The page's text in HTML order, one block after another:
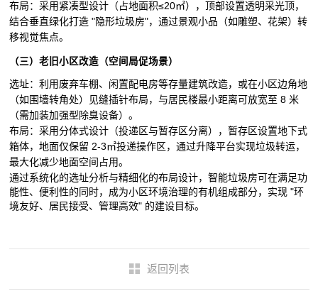
布局：采用紧凑型设计（占地面积≤20㎡），顶部设置透明采光顶，
结合垂直绿化打造 "隐形垃圾房"，通过景观小品（如雕塑、花架）转
移视觉焦点。
（三）老旧小区改造（空间局促场景）
选址：利用废弃车棚、闲置配电房等存量建筑改造，或在小区边角地
（如围墙转角处）见缝插针布局，与居民楼最小距离可放宽至 8 米
（需加装加强型除臭设备）。
布局：采用分体式设计（投递区与暂存区分离），暂存区设置地下式
箱体，地面仅保留 2-3㎡投递操作区，通过升降平台实现垃圾转运，
最大化减少地面空间占用。
通过系统化的选址分析与精细化的布局设计，智能垃圾房可在满足功
能性、便利性的同时，成为小区环境治理的有机组成部分，实现 "环
境友好、居民接受、管理高效" 的建设目标。
返回列表